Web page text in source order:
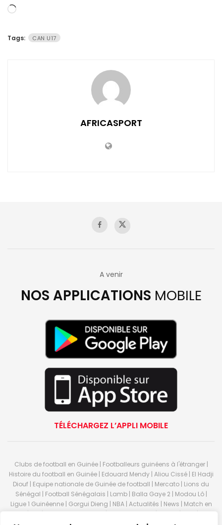
Chargement…
Tags: CAN U17
AFRICASPORT
A venir
NOS APPLICATIONS MOBILE
TÉLÉCHARGEZ L’APPLI MOBILE
Clubs de football en Guinée | Footballeurs guinéens à l'étranger |
Histoire du football en Guinée | Edouard Mendy | Aliou Cissé | El Hadji
Diouf | Equipe nationale de Guinée de football | Mercato | Lions du
Sénégal | Football Sénégalais | Lamb | Balla Gaye 2 | Modou Lô |
Ligue 1 Guinéenne | Gorgui Dieng | NBA | Actualités | News | Match en
direct | But | Actualité au Guinée | Premier League | Ligue 1 | Liga | Serie